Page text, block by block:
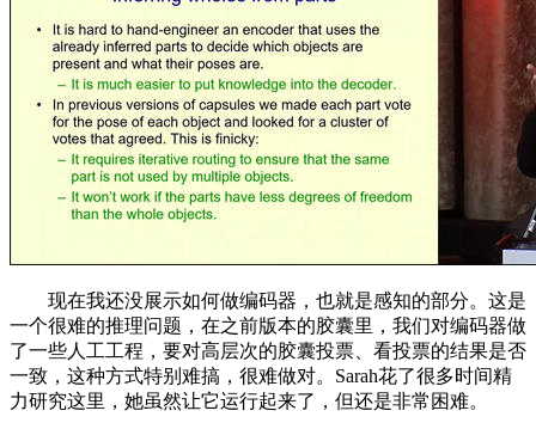
现在我还没展示如何做编码器，也就是感知的部分。这是
一个很难的推理问题，在之前版本的胶囊里，我们对编码器做
了一些人工工程，要对高层次的胶囊投票、看投票的结果是否
一致，这种方式特别难搞，很难做对。Sarah花了很多时间精
力研究这里，她虽然让它运行起来了，但还是非常困难。